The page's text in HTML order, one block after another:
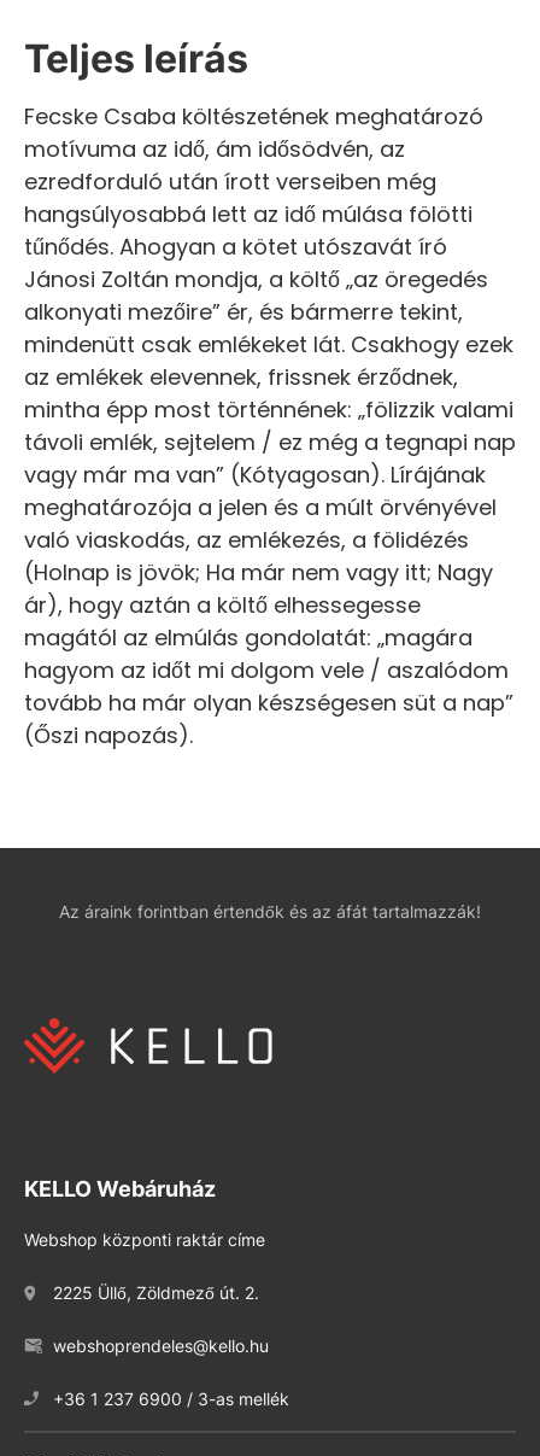
Teljes leírás
Fecske Csaba költészetének meghatározó
motívuma az idő, ám idősödvén, az
ezredforduló után írott verseiben még
hangsúlyosabbá lett az idő múlása fölötti
tűnődés. Ahogyan a kötet utószavát író
Jánosi Zoltán mondja, a költő „az öregedés
alkonyati mezőire” ér, és bármerre tekint,
mindenütt csak emlékeket lát. Csakhogy ezek
az emlékek elevennek, frissnek érződnek,
mintha épp most történnének: „fölizzik valami
távoli emlék, sejtelem / ez még a tegnapi nap
vagy már ma van” (Kótyagosan). Lírájának
meghatározója a jelen és a múlt örvényével
való viaskodás, az emlékezés, a fölidézés
(Holnap is jövök; Ha már nem vagy itt; Nagy
ár), hogy aztán a költő elhessegesse
magától az elmúlás gondolatát: „magára
hagyom az időt mi dolgom vele / aszalódom
tovább ha már olyan készségesen süt a nap”
(Őszi napozás).
Az áraink forintban értendők és az áfát tartalmazzák!
KELLO Webáruház
Webshop központi raktár címe
2225 Üllő, Zöldmező út. 2.
webshoprendeles@kello.hu
+36 1 237 6900 / 3-as mellék